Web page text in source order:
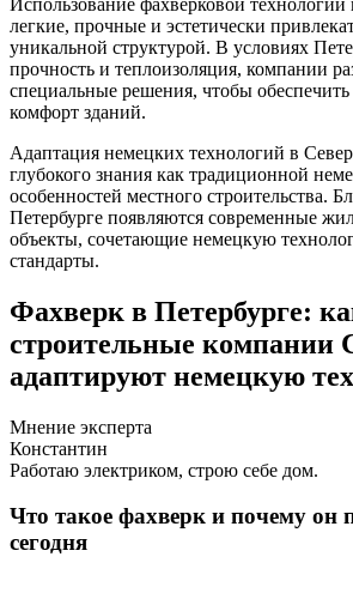
легкие, прочные и эстетически
уникальной структурой. В условиях
прочность и теплоизоляция, компании
специальные решения, чтобы обеспечить
комфорт зданий.
Адаптация немецких технологий в
глубокого знания как традиционной
особенностей местного строительства.
Петербурге появляются современные
объекты, сочетающие немецкую
стандарты.
Фахверк в Петербурге:
строительные компании
адаптируют немецкую
Мнение эксперта
Константин
Работаю электриком, строю себе дом.
Что такое фахверк и почему он
сегодня